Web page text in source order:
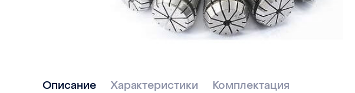
Описание Характеристики Комплектация